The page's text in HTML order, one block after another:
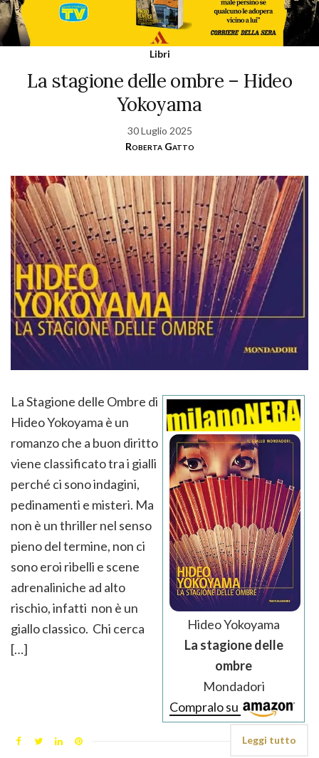
Libri
La stagione delle ombre – Hideo
Yokoyama
30 Luglio 2025
Roberta Gatto
Hideo Yokoyama
La stagione delle
ombre
Mondadori
Compralo su
La Stagione delle Ombre di
Hideo Yokoyama è un
romanzo che a buon diritto
viene classificato tra i gialli
perché ci sono indagini,
pedinamenti e misteri. Ma
non è un thriller nel senso
pieno del termine, non ci
sono eroi ribelli e scene
adrenaliniche ad alto
rischio, infatti non è un
giallo classico. Chi cerca
[…]
Leggi tutto